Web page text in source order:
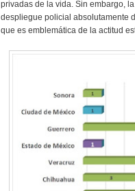
privadas de la vida. Sin embargo,
despliegue policial absolutamente
que es emblemática de la actitud